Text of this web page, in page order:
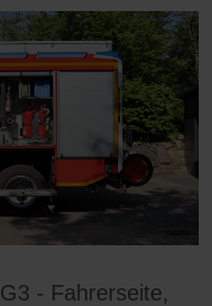
G3 - Fahrerseite,